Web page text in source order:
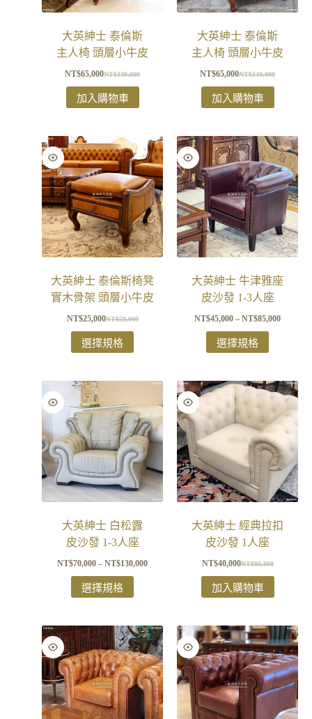
大英紳士 泰倫斯
主人椅 頭層小牛皮
NT$130,000
NT$65,000
加入購物車
大英紳士 泰倫斯
主人椅 頭層小牛皮
NT$130,000
NT$65,000
加入購物車
大英紳士 泰倫斯椅凳
實木骨架 頭層小牛皮
NT$50,000
NT$25,000
選擇規格
大英紳士 牛津雅座
皮沙發 1-3人座
NT$45,000 – NT$85,000
選擇規格
大英紳士 白松露
皮沙發 1-3人座
NT$70,000 – NT$130,000
選擇規格
大英紳士 經典拉扣
皮沙發 1人座
NT$80,000
NT$40,000
加入購物車